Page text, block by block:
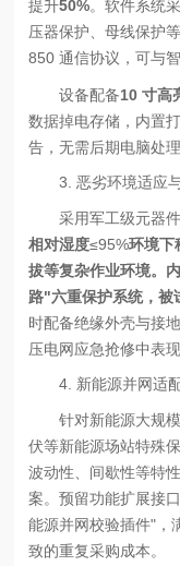
提升50%。软件系统
压器保护、母线保护
850 通信协议，可与
设备配备10 寸高
数据掉电存储，内置
告，无需后期电脑处
3. 恶劣环境适应
采用军工级元器
相对湿度≤95%环境下
拔等复杂作业环境。
路"六重保护系统，被
时配备绝缘外壳与接
压电网应急抢修中表现
4. 新能源并网适
针对新能源大规
伏等新能源场站特殊
波动性、间歇性等特
案。预留功能扩展接
能源并网校验插件"，
致的重复采购成本。